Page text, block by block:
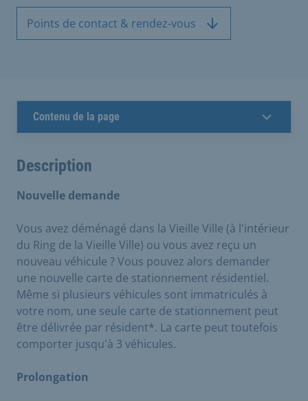
Points de contact & rendez-vous
Contenu de la page
Description
Nouvelle demande
Vous avez déménagé dans la Vieille Ville (à l'intérieur
du Ring de la Vieille Ville) ou vous avez reçu un
nouveau véhicule ? Vous pouvez alors demander
une nouvelle carte de stationnement résidentiel.
Même si plusieurs véhicules sont immatriculés à
votre nom, une seule carte de stationnement peut
être délivrée par résident*. La carte peut toutefois
comporter jusqu'à 3 véhicules.
Prolongation